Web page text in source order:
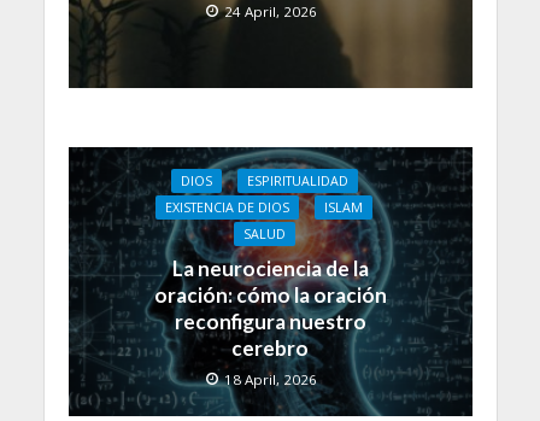
24 April, 2026
DIOS
ESPIRITUALIDAD
EXISTENCIA DE DIOS
ISLAM
SALUD
La neurociencia de la
oración: cómo la oración
reconfigura nuestro
cerebro
18 April, 2026